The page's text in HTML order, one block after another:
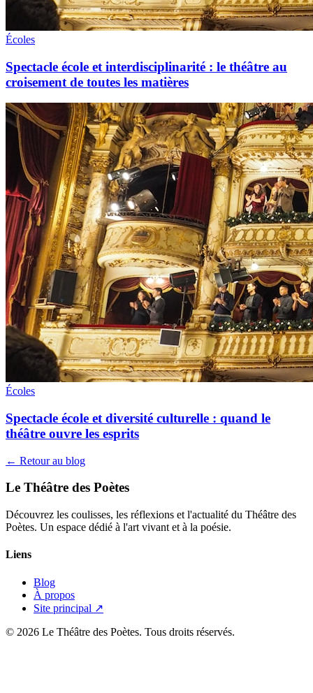
Écoles
Spectacle école et interdisciplinarité : le théâtre au
croisement de toutes les matières
Écoles
Spectacle école et diversité culturelle : quand le
théâtre ouvre les esprits
← Retour au blog
Le Théâtre des Poètes
Découvrez les coulisses, les réflexions et l'actualité du Théâtre des
Poètes. Un espace dédié à l'art vivant et à la poésie.
Liens
Blog
À propos
Site principal ↗
© 2026 Le Théâtre des Poètes. Tous droits réservés.